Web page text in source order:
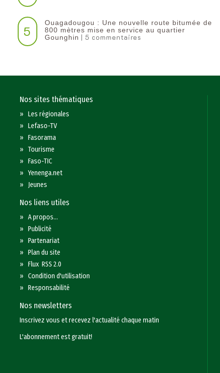
5
Ouagadougou : Une nouvelle route bitumée de
800 mètres mise en service au quartier
Gounghin | 5 commentaires
Nos sites thématiques
»Les régionales
»Lefaso-TV
»Fasorama
»Tourisme
»Faso-TIC
»Yenenga.net
» Jeunes
Nos liens utiles
»A propos...
»Publicité
»Partenariat
»Plan du site
»Flux RSS 2.0
»Condition d'utilisation
»Responsabilité
Nos newsletters
Inscrivez vous et recevez l'actualité chaque matin
L'abonnement est gratuit!